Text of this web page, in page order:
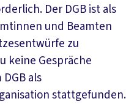
Der DGB ist als
und Beamten
zu
keine Gespräche
als
stattgefunden.